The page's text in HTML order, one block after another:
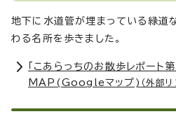
地下に水道管が埋まっている緑道な
わる名所を歩きました。
「こあらっちのお散歩レポート
MAP(Googleマップ) （外部リ